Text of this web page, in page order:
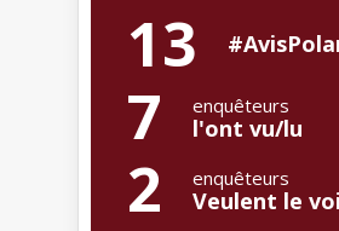
13
7 enquêteurs
l'ont vu/lu
2 enquêteurs
Veulent le